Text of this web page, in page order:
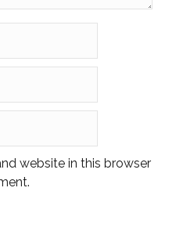
website in this browser